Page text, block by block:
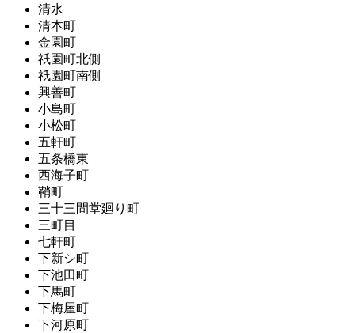
清水
清本町
金園町
祇園町北側
祇園町南側
興善町
小島町
小松町
五軒町
五条橋東
西海子町
鞘町
三十三間堂廻り町
三町目
七軒町
下新シ町
下池田町
下馬町
下梅屋町
下河原町